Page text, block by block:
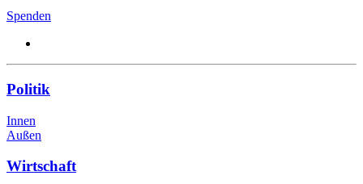
Spenden
Politik
Innen
Außen
Wirtschaft